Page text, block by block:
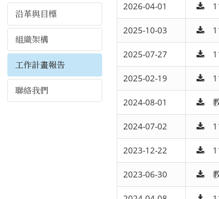
沿革與目標
組織架構
工作計畫報告
聯絡我們
2026-04-01
2025-10-03
2025-07-27
2025-02-19
2024-08-01
2024-07-02
2023-12-22
2023-06-30